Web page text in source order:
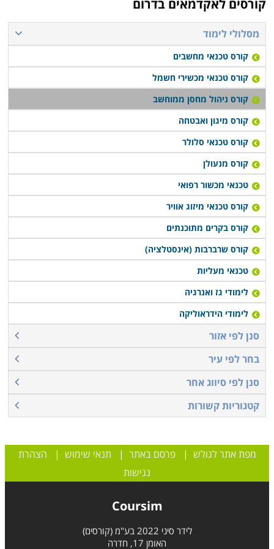
להתקדם לעבודה בתחום.
קורס ניהול מחסן ממוחשב נערך פעם או פעמיים בשבוע,
תלוי במוסד הלימודים, כאשר בחלק המקומות תוכלו לקבל
אף שיעורי השלמה במידה ופספסתם את אחד השיעורים או
הדרכה דרך האינטרנט.
קורסים לאקדמאים בדרום
מסלולי לימוד
קורס טכנאי מחשבים
קורס טכנאי מכשירי חשמל
קורס ניהול מחסן ממוחשב
קורס מיגון ואבטחה
קורס טכנאי סלולר
קורס מנעולן
טכנאי מכשור רפואי
קורס טכנאי מיזוג אוויר
קורס בקרים מתוכנתים
קורס שרברבות (אינסטלציה)
טכנאי מעליות
לימודי גז ואנרגיה
לימודי הידראוליקה
סנן לפי אזור
בחר לפי עיר
סנן לפי סיווג אחר
קטגוריות קשורות
מפת אתר לגולש |פרסם באתר | תנאי שימוש | הצהרת
נגישות
Coursim
לידר סיני 2022 בע"מ (קורסים)
האומן 17, חדרה